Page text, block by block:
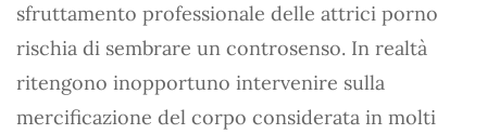
sfruttamento professionale delle attrici porno
rischia di sembrare un controsenso. In realtà
ritengono inopportuno intervenire sulla
mercificazione del corpo considerata in molti